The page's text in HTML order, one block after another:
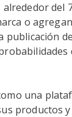
del
o
una
productos